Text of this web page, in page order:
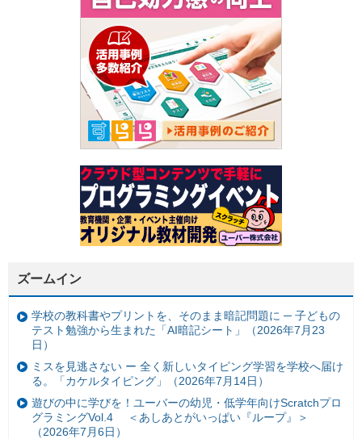
ズームイン
学校の教科書やプリントを、そのまま暗記問題に ─ 子どもの
テスト勉強から生まれた「AI暗記シート」（2026年7月23
日）
ミスを見逃さない ー 全く新しいタイピング学習を学校へ届け
る。「カケルタイピング」（2026年7月14日）
遊びの中に学びを！ユーバーの幼児・低学年向けScratchプロ
グラミングVol.4 ＜あしあとがいっぱい『ループ』＞
（2026年7月6日）